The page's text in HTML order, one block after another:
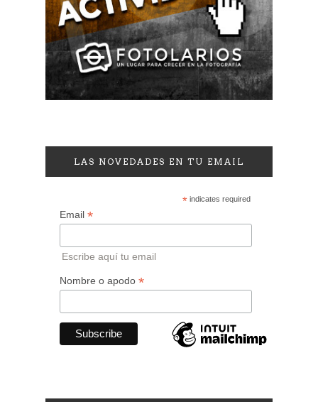
LAS NOVEDADES EN TU EMAIL
*indicates required
Email *
Escribe aquí tu email
Nombre o apodo *